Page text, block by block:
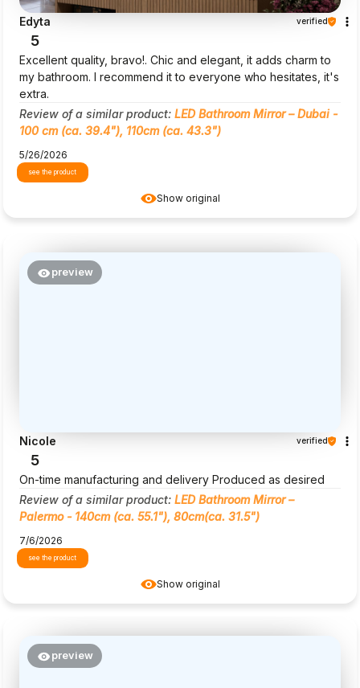
Show original
Edyta verified
5
Excellent quality, bravo!. Chic and elegant, it adds charm to
my bathroom. I recommend it to everyone who hesitates, it's
extra.
Review of a similar product: LED Bathroom Mirror – Dubai -
100 cm (ca. 39.4"), 110cm (ca. 43.3")
5/26/2026
see the product
Show original
preview
Nicole verified
5
On-time manufacturing and delivery Produced as desired
Review of a similar product: LED Bathroom Mirror –
Palermo - 140cm (ca. 55.1"), 80cm(ca. 31.5")
7/6/2026
see the product
preview